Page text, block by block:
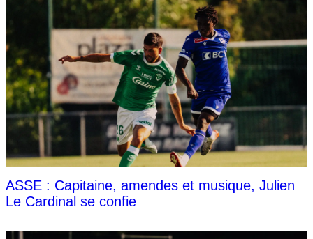
ASSE : Capitaine, amendes et musique, Julien
Le Cardinal se confie